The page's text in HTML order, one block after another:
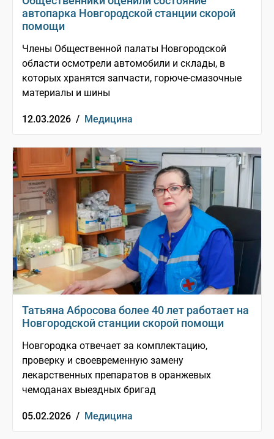
автопарка Новгородской станции скорой
помощи
Члены Общественной палаты Новгородской
области осмотрели автомобили и склады, в
которых хранятся запчасти, горюче-смазочные
материалы и шины
12.03.2026 / Медицина
Татьяна Абросова более 40 лет работает на
Новгородской станции скорой помощи
Новгородка отвечает за комплектацию,
проверку и своевременную замену
лекарственных препаратов в оранжевых
чемоданах выездных бригад
05.02.2026 / Медицина